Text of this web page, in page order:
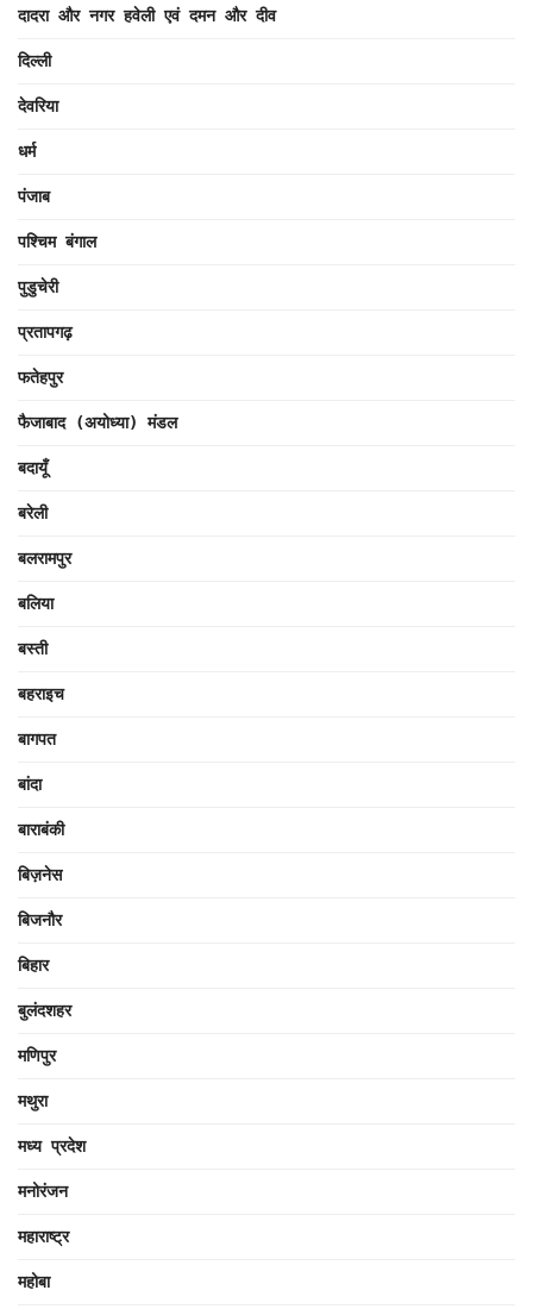
दादरा और नगर हवेली एवं दमन और दीव
दिल्ली
देवरिया
धर्म
पंजाब
पश्चिम बंगाल
पुडुचेरी
प्रतापगढ़
फतेहपुर
फैजाबाद (अयोध्या) मंडल
बदायूँ
बरेली
बलरामपुर
बलिया
बस्ती
बहराइच
बागपत
बांदा
बाराबंकी
बिज़नेस
बिजनौर
बिहार
बुलंदशहर
मणिपुर
मथुरा
मध्य प्रदेश
मनोरंजन
महाराष्ट्र
महोबा